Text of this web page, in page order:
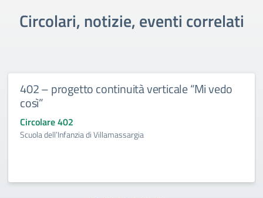
Circolari, notizie, eventi correlati
402 – progetto continuità verticale “Mi vedo
così”
Circolare 402
Scuola dell’Infanzia di Villamassargia